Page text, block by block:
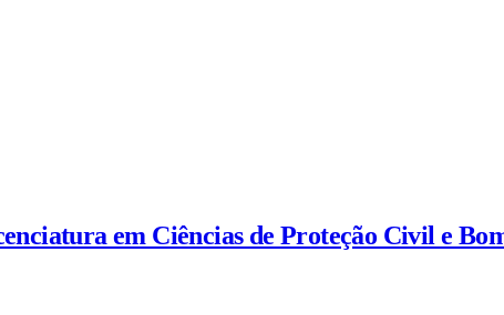
em Ciências de Proteção Civil e